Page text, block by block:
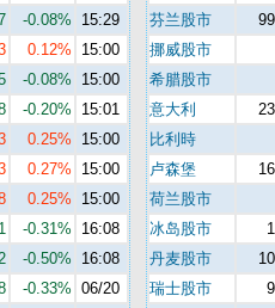
-0.08%
15:29
0.12%
15:00
-0.08%
15:00
-0.20%
15:01
0.25%
15:00
0.27%
15:00
0.25%
15:00
-0.31%
16:08
-0.50%
16:08
-0.33%
06/20
芬兰股市
挪威股市
希腊股市
意大利
比利時
卢森堡
荷兰股市
冰岛股市
丹麦股市
瑞士股市